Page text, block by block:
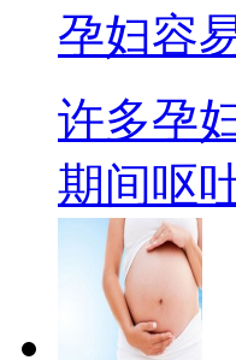
孕妇容
许多孕
期间呕